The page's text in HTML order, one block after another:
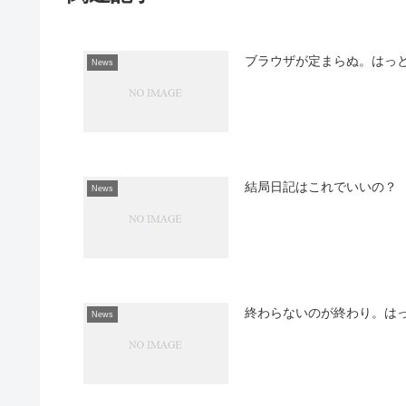
News ブラウザが定まらぬ。はっ
News 結局日記はこれでいいの？
News 終わらないのが終わり。は